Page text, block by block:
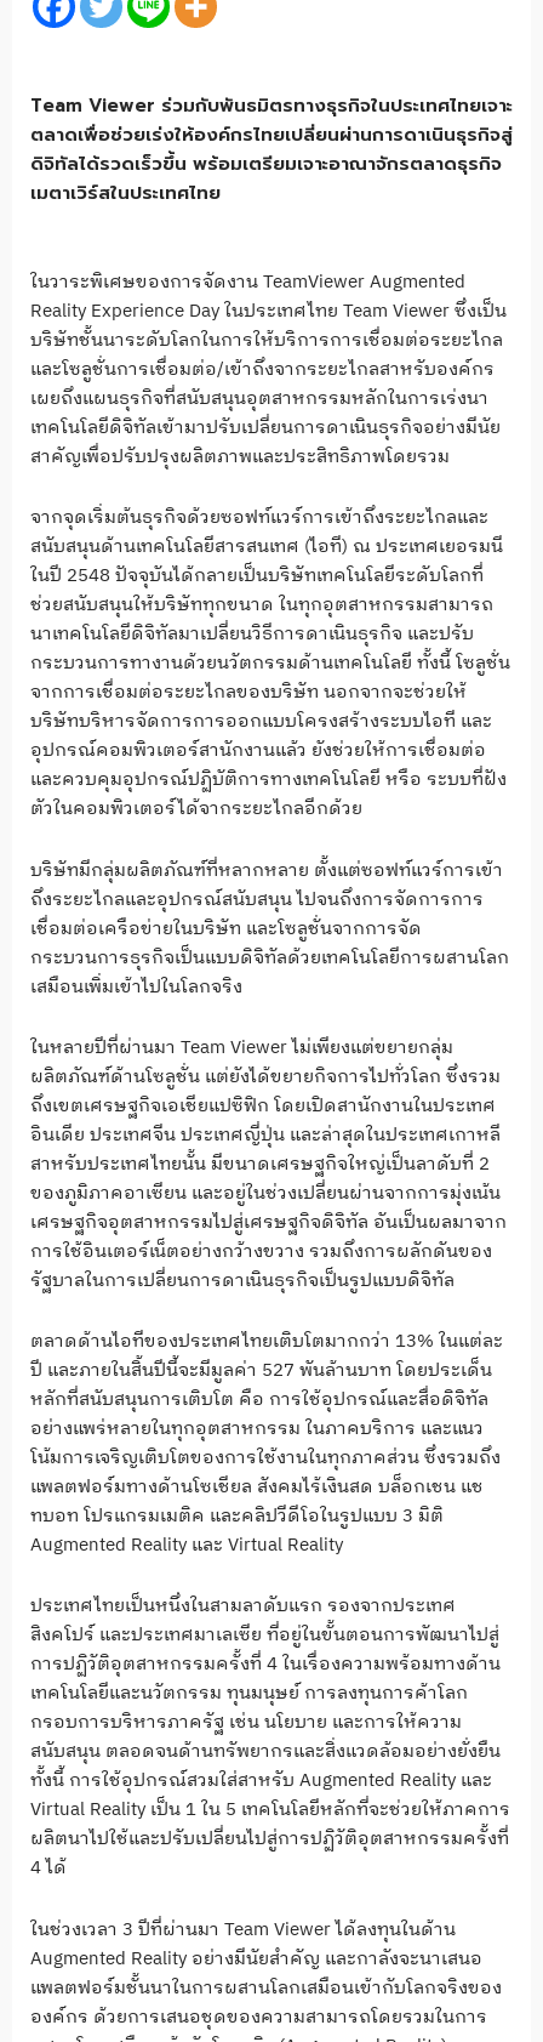
Team Viewer ร่วมกับพันธมิตรทางธุรกิจในประเทศไทยเจาะ
ตลาดเพื่อช่วยเร่งให้องค์กรไทยเปลี่ยนผ่านการดาเนินธุรกิจสู่
ดิจิทัลได้รวดเร็วขึ้น พร้อมเตรียมเจาะอาณาจักรตลาดธุรกิจ
เมตาเวิร์สในประเทศไทย
ในวาระพิเศษของการจัดงาน TeamViewer Augmented
Reality Experience Day ในประเทศไทย Team Viewer ซึ่งเป็น
บริษัทชั้นนาระดับโลกในการให้บริการการเชื่อมต่อระยะไกล
และโซลูชั่นการเชื่อมต่อ/เข้าถึงจากระยะไกลสาหรับองค์กร
เผยถึงแผนธุรกิจที่สนับสนุนอุตสาหกรรมหลักในการเร่งนา
เทคโนโลยีดิจิทัลเข้ามาปรับเปลี่ยนการดาเนินธุรกิจอย่างมีนัย
สาคัญเพื่อปรับปรุงผลิตภาพและประสิทธิภาพโดยรวม
จากจุดเริ่มต้นธุรกิจด้วยซอฟท์แวร์การเข้าถึงระยะไกลและ
สนับสนุนด้านเทคโนโลยีสารสนเทศ (ไอที) ณ ประเทศเยอรมนี
ในปี 2548 ปัจจุบันได้กลายเป็นบริษัทเทคโนโลยีระดับโลกที่
ช่วยสนับสนุนให้บริษัททุกขนาด ในทุกอุตสาหกรรมสามารถ
นาเทคโนโลยีดิจิทัลมาเปลี่ยนวิธีการดาเนินธุรกิจ และปรับ
กระบวนการทางานด้วยนวัตกรรมด้านเทคโนโลยี ทั้งนี้ โซลูชั่น
จากการเชื่อมต่อระยะไกลของบริษัท นอกจากจะช่วยให้
บริษัทบริหารจัดการการออกแบบโครงสร้างระบบไอที และ
อุปกรณ์คอมพิวเตอร์สานักงานแล้ว ยังช่วยให้การเชื่อมต่อ
และควบคุมอุปกรณ์ปฏิบัติการทางเทคโนโลยี หรือ ระบบที่ฝัง
ตัวในคอมพิวเตอร์ได้จากระยะไกลอีกด้วย
บริษัทมีกลุ่มผลิตภัณฑ์ที่หลากหลาย ตั้งแต่ซอฟท์แวร์การเข้า
ถึงระยะไกลและอุปกรณ์สนับสนุน ไปจนถึงการจัดการการ
เชื่อมต่อเครือข่ายในบริษัท และโซลูชั่นจากการจัด
กระบวนการธุรกิจเป็นแบบดิจิทัลด้วยเทคโนโลยีการผสานโลก
เสมือนเพิ่มเข้าไปในโลกจริง
ในหลายปีที่ผ่านมา Team Viewer ไม่เพียงแต่ขยายกลุ่ม
ผลิตภัณฑ์ด้านโซลูชั่น แต่ยังได้ขยายกิจการไปทั่วโลก ซึ่งรวม
ถึงเขตเศรษฐกิจเอเชียแปซิฟิก โดยเปิดสานักงานในประเทศ
อินเดีย ประเทศจีน ประเทศญี่ปุ่น และล่าสุดในประเทศเกาหลี
สาหรับประเทศไทยนั้น มีขนาดเศรษฐกิจใหญ่เป็นลาดับที่ 2
ของภูมิภาคอาเซียน และอยู่ในช่วงเปลี่ยนผ่านจากการมุ่งเน้น
เศรษฐกิจอุตสาหกรรมไปสู่เศรษฐกิจดิจิทัล อันเป็นผลมาจาก
การใช้อินเตอร์เน็ตอย่างกว้างขวาง รวมถึงการผลักดันของ
รัฐบาลในการเปลี่ยนการดาเนินธุรกิจเป็นรูปแบบดิจิทัล
ตลาดด้านไอทีของประเทศไทยเติบโตมากกว่า 13% ในแต่ละ
ปี และภายในสิ้นปีนี้จะมีมูลค่า 527 พันล้านบาท โดยประเด็น
หลักที่สนับสนุนการเติบโต คือ การใช้อุปกรณ์และสื่อดิจิทัล
อย่างแพร่หลายในทุกอุตสาหกรรม ในภาคบริการ และแนว
โน้มการเจริญเติบโตของการใช้งานในทุกภาคส่วน ซึ่งรวมถึง
แพลตฟอร์มทางด้านโซเชียล สังคมไร้เงินสด บล็อกเชน แช
ทบอท โปรแกรมเมติค และคลิปวีดีโอในรูปแบบ 3 มิติ
Augmented Reality และ Virtual Reality
ประเทศไทยเป็นหนึ่งในสามลาดับแรก รองจากประเทศ
สิงคโปร์ และประเทศมาเลเซีย ที่อยู่ในขั้นตอนการพัฒนาไปสู่
การปฏิวัติอุตสาหกรรมครั้งที่ 4 ในเรื่องความพร้อมทางด้าน
เทคโนโลยีและนวัตกรรม ทุนมนุษย์ การลงทุนการค้าโลก
กรอบการบริหารภาครัฐ เช่น นโยบาย และการให้ความ
สนับสนุน ตลอดจนด้านทรัพยากรและสิ่งแวดล้อมอย่างยั่งยืน
ทั้งนี้ การใช้อุปกรณ์สวมใส่สาหรับ Augmented Reality และ
Virtual Reality เป็น 1 ใน 5 เทคโนโลยีหลักที่จะช่วยให้ภาคการ
ผลิตนาไปใช้และปรับเปลี่ยนไปสู่การปฏิวัติอุตสาหกรรมครั้งที่
4 ได้
ในช่วงเวลา 3 ปีที่ผ่านมา Team Viewer ได้ลงทุนในด้าน
Augmented Reality อย่างมีนัยสำคัญ และกาลังจะนาเสนอ
แพลตฟอร์มชั้นนาในการผสานโลกเสมือนเข้ากับโลกจริงของ
องค์กร ด้วยการเสนอชุดของความสามารถโดยรวมในการ